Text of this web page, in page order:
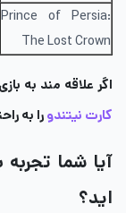
Prince of Persia:
The Lost Crown
اگر علاقه مند به
کارت نیتندورا به
آیا شما
اید؟